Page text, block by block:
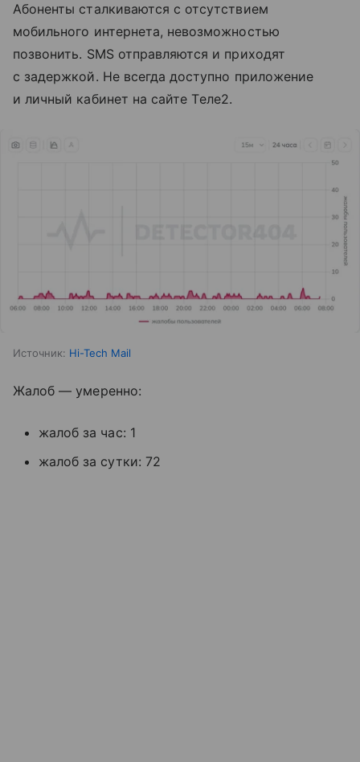
Абоненты сталкиваются с отсутствием
мобильного интернета, невозможностью
позвонить. SMS отправляются и приходят
с задержкой. Не всегда доступно приложение
и личный кабинет на сайте Tеле2.
Источник: Hi-Tech Mail
Жалоб — умеренно:
жалоб за час: 1
жалоб за сутки: 72